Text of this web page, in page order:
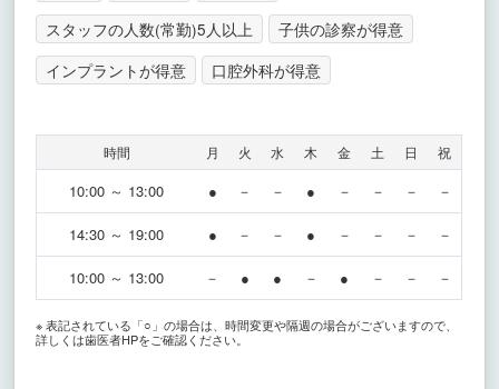
スタッフの人数(常勤)5人以上
子供の診察が得意
インプラントが得意
口腔外科が得意
時間 月 火 水 木 金 土 日 祝
10:00 ～ 13:00 ● － － ● － － － －
14:30 ～ 19:00 ● － － ● － － － －
10:00 ～ 13:00 － ● ● － ● － － －
※ 表記されている「○」の場合は、時間変更や隔週の場合がございますので、
詳しくは歯医者HPをご確認ください。